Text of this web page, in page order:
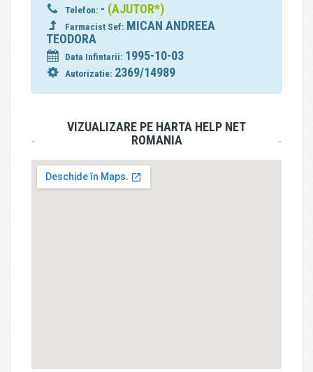
Telefon: - (AJUTOR*)
Farmacist Sef: MICAN ANDREEA
TEODORA
Data Infintarii: 1995-10-03
Autorizatie: 2369/14989
VIZUALIZARE PE HARTA HELP NET
ROMANIA